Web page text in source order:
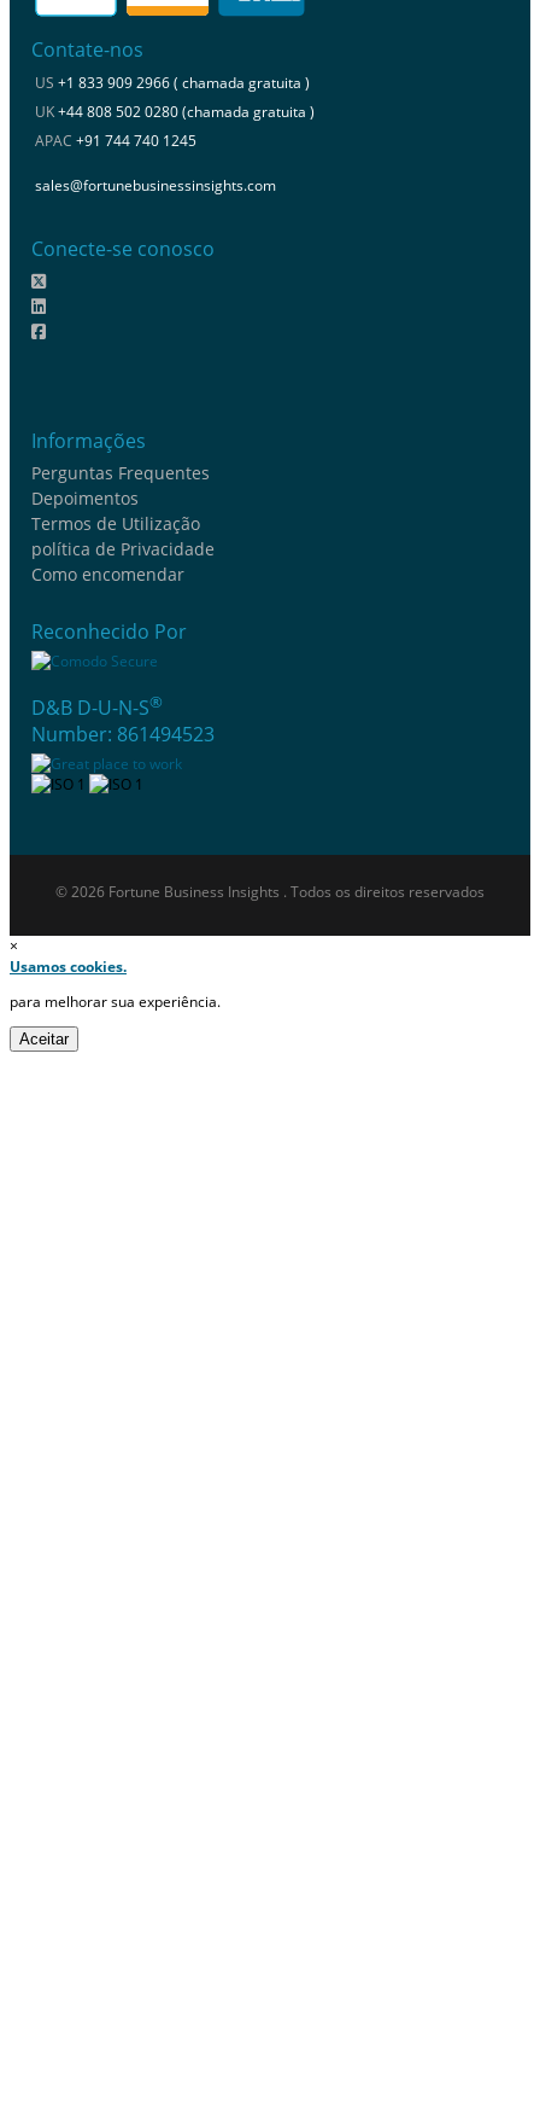
Contate-nos
US +1 833 909 2966 ( chamada gratuita )
UK+44 808 502 0280 (chamada gratuita )
APAC +91 744 740 1245
sales@fortunebusinessinsights.com
Conecte-se conosco
Informações
Perguntas Frequentes
Depoimentos
Termos de Utilização
política de Privacidade
Como encomendar
Reconhecido Por
D&B D-U-N-S®
Number: 861494523
© 2026 Fortune Business Insights . Todos os direitos reservados
×
Usamos cookies.
para melhorar sua experiência.
Aceitar